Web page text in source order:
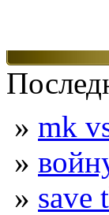
» mk
»
» save